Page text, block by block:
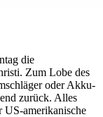
die
Zum Lobe des
oder Akku-
zurück. Alles
US-amerikanische